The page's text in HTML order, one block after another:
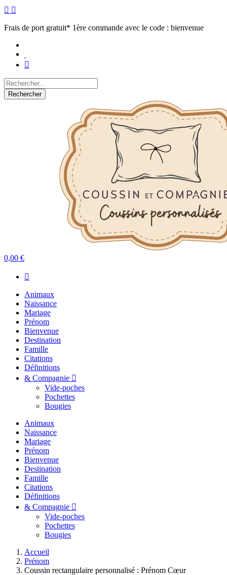
Frais de port gratuit* 1ère commande avec le code : bienvenue
Rechercher
0,00 €
Animaux
Naissance
Mariage
Prénom
Bienvenue
Destination
Famille
Citations
Définitions
& Compagnie
Vide-poches
Pochettes
Bougies
Animaux
Naissance
Mariage
Prénom
Bienvenue
Destination
Famille
Citations
Définitions
& Compagnie
Vide-poches
Pochettes
Bougies
Accueil
Prénom
Coussin rectangulaire personnalisé : Prénom Cœur